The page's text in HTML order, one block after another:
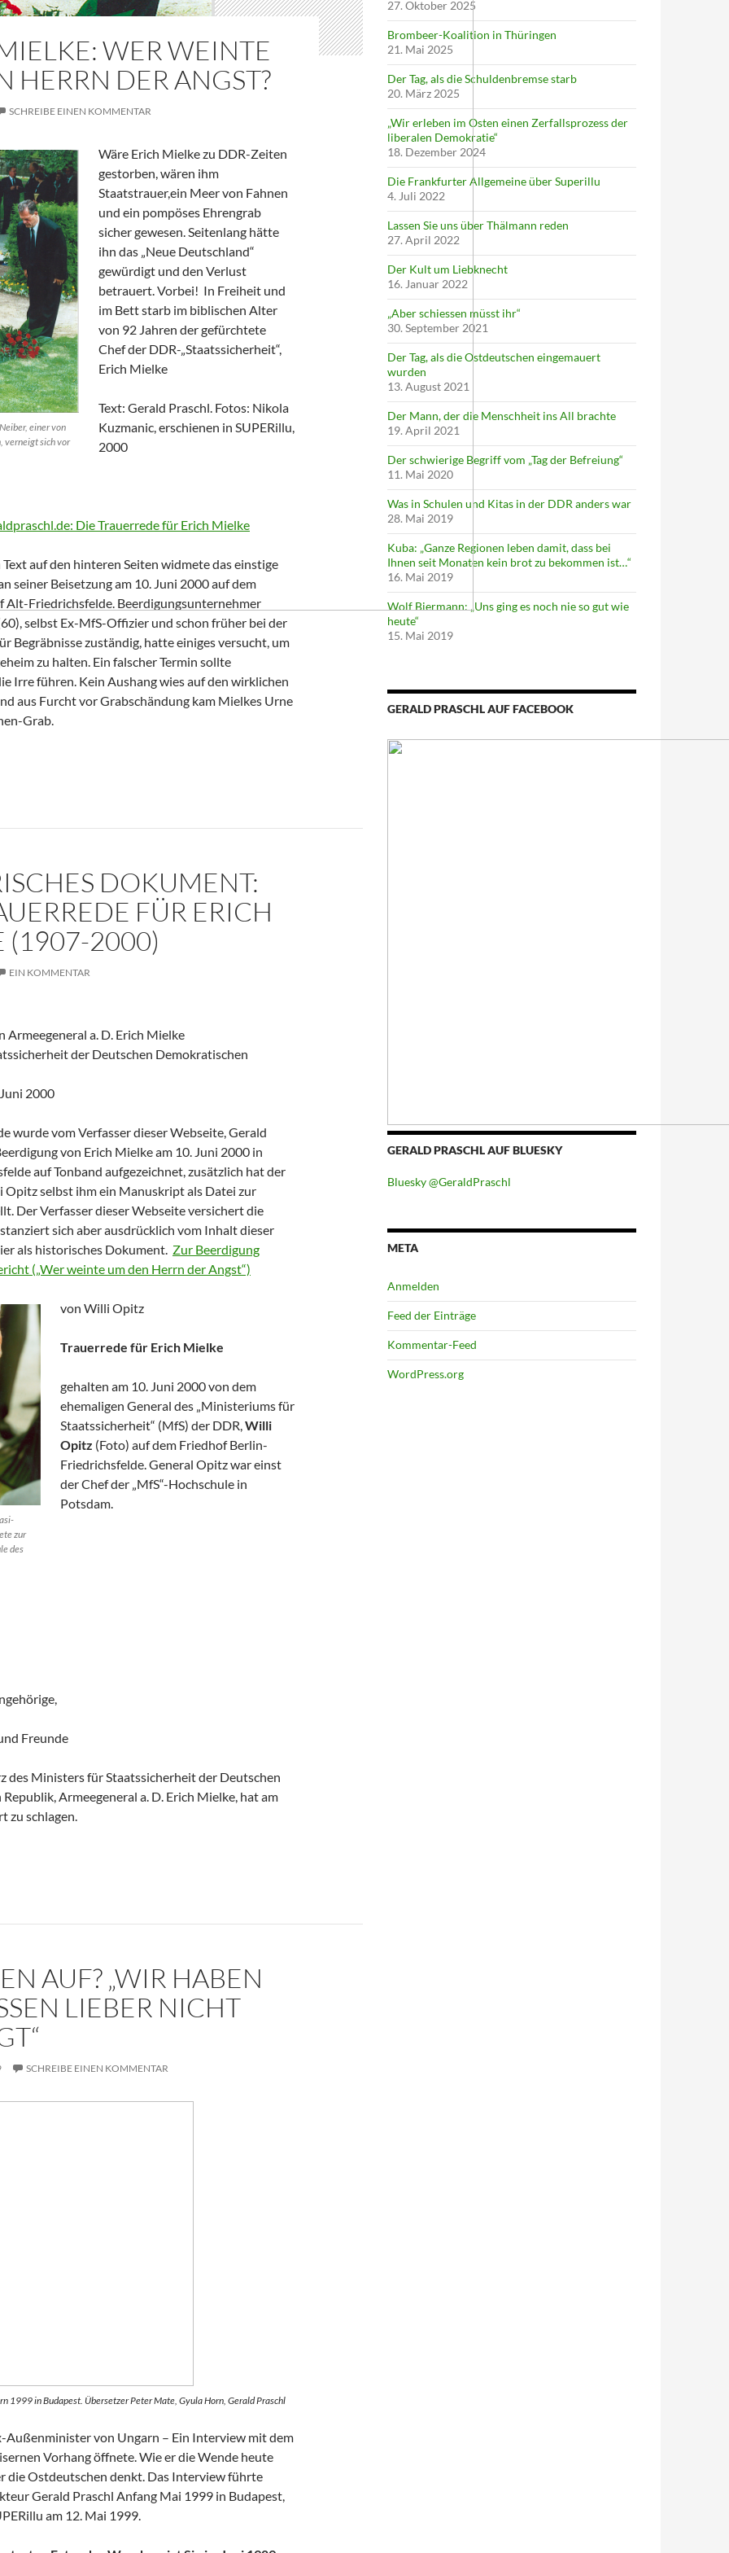
WER WEINTE
HERRN DER ANGST?
SCHREIBE EINEN KOMMENTAR
einer von
verneigt sich vor
Wäre Erich Mielke zu DDR-Zeiten
gestorben, wären ihm
Staatstrauer,ein Meer von Fahnen
und ein pompöses Ehrengrab
sicher gewesen. Seitenlang hätte
ihn das „Neue Deutschland“
gewürdigt und den Verlust
betrauert. Vorbei! In Freiheit und
im Bett starb im biblischen Alter
von 92 Jahren der gefürchtete
Chef der DDR-„Staatssicherheit“,
Erich Mielke
Text: Gerald Praschl. Fotos: Nikola
Kuzmanic, erschienen in SUPERillu,
2000
Die Trauerrede für Erich Mielke
auf den hinteren Seiten widmete das einstige
seiner Beisetzung am 10. Juni 2000 auf dem
Alt-Friedrichsfelde. Beerdigungsunternehmer
selbst Ex-MfS-Offizier und schon früher bei der
Begräbnisse zuständig, hatte einiges versucht, um
zu halten. Ein falscher Termin sollte
Irre führen. Kein Aushang wies auf den wirklichen
aus Furcht vor Grabschändung kam Mielkes Urne
Grab.
weinte um den Herrn der Angst?
DOKUMENT:
FÜR ERICH
(1907-2000)
EIN KOMMENTAR
Armeegeneral a. D. Erich Mielke
der Deutschen Demokratischen
2000
wurde vom Verfasser dieser Webseite, Gerald
von Erich Mielke am 10. Juni 2000 in
auf Tonband aufgezeichnet, zusätzlich hat der
selbst ihm ein Manuskript als Datei zur
Der Verfasser dieser Webseite versichert die
sich aber ausdrücklich vom Inhalt dieser
als historisches Dokument. Zur Beerdigung
(„Wer weinte um den Herrn der Angst“)
zur
des
von Willi Opitz
Trauerrede für Erich Mielke
gehalten am 10. Juni 2000 von dem
ehemaligen General des „Ministeriums für
Staatssicherheit“ (MfS) der DDR,Willi
Opitz (Foto) auf dem Friedhof Berlin-
Friedrichsfelde. General Opitz war einst
der Chef der „MfS“-Hochschule in
Potsdam.
Freunde
des Ministers für Staatssicherheit der Deutschen
Armeegeneral a. D. Erich Mielke, hat am
zu schlagen.
Die Trauerrede für Erich Mielke (1907-2000)
AUF? „WIR HABEN
LIEBER NICHT
SCHREIBE EINEN KOMMENTAR
1999 in Budapest. Übersetzer Peter Mate, Gyula Horn, Gerald Praschl
Außenminister von Ungarn – Ein Interview mit dem
Vorhang öffnete. Wie er die Wende heute
die Ostdeutschen denkt. Das Interview führte
Gerald Praschl Anfang Mai 1999 in Budapest,
am 12. Mai 1999.
27. Oktober 2025
Brombeer-Koalition in Thüringen
21. Mai 2025
Der Tag, als die Schuldenbremse starb
20. März 2025
„Wir erleben im Osten einen Zerfallsprozess der
liberalen Demokratie“
18. Dezember 2024
Die Frankfurter Allgemeine über Superillu
4. Juli 2022
Lassen Sie uns über Thälmann reden
27. April 2022
Der Kult um Liebknecht
16. Januar 2022
„Aber schiessen müsst ihr“
30. September 2021
Der Tag, als die Ostdeutschen eingemauert
wurden
13. August 2021
Der Mann, der die Menschheit ins All brachte
19. April 2021
Der schwierige Begriff vom „Tag der Befreiung“
11. Mai 2020
Was in Schulen und Kitas in der DDR anders war
28. Mai 2019
Kuba: „Ganze Regionen leben damit, dass bei
Ihnen seit Monaten kein brot zu bekommen ist…“
16. Mai 2019
Wolf Biermann: „Uns ging es noch nie so gut wie
heute“
15. Mai 2019
GERALD PRASCHL AUF FACEBOOK
GERALD PRASCHL AUF BLUESKY
Bluesky @GeraldPraschl
META
Anmelden
Feed der Einträge
Kommentar-Feed
WordPress.org